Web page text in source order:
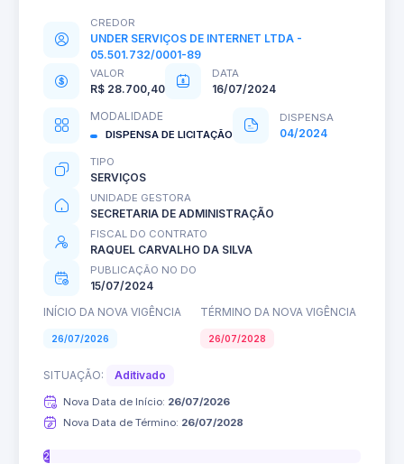
CREDOR
UNDER SERVIÇOS DE INTERNET LTDA -
05.501.732/0001-89
VALOR
R$ 28.700,40
DATA
16/07/2024
MODALIDADE
DISPENSA DE LICITAÇÃO
DISPENSA
04/2024
TIPO
SERVIÇOS
UNIDADE GESTORA
SECRETARIA DE ADMINISTRAÇÃO
FISCAL DO CONTRATO
RAQUEL CARVALHO DA SILVA
PUBLICAÇÃO NO DO
15/07/2024
INÍCIO DA NOVA VIGÊNCIA
TÉRMINO DA NOVA VIGÊNCIA
26/07/2026 26/07/2028
SITUAÇÃO: Aditivado
Nova Data de Início: 26/07/2026
Nova Data de Término: 26/07/2028
2%